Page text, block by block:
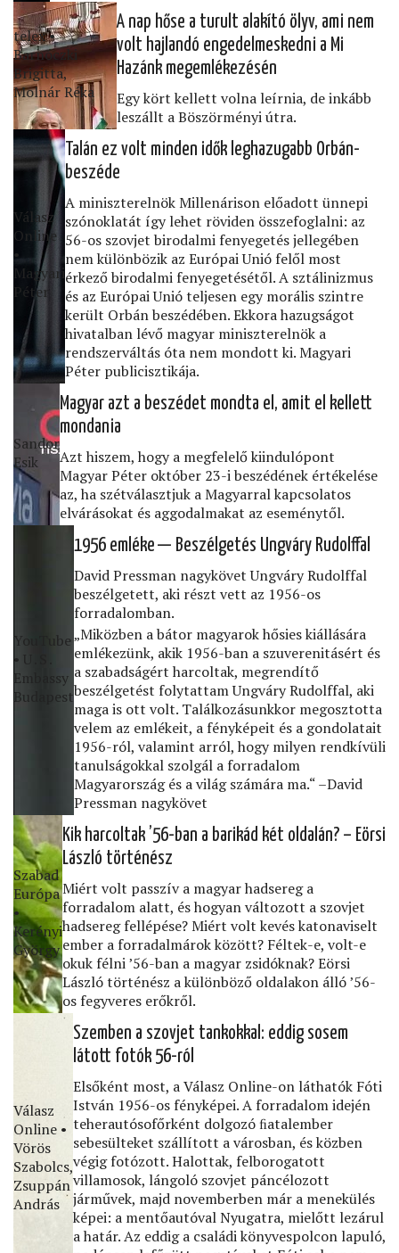
telex •
Barnóczki
Brigitta,
Molnár Réka
A nap hőse a turult alakító ölyv, ami nem
volt hajlandó engedelmeskedni a Mi
Hazánk megemlékezésén
Egy kört kellett volna leírnia, de inkább
leszállt a Böszörményi útra.
Válasz
Online
•
Magyari
Péter
Talán ez volt minden idők leghazugabb Orbán-
beszéde
A miniszterelnök Millenárison előadott ünnepi
szónoklatát így lehet röviden összefoglalni: az
56-os szovjet birodalmi fenyegetés jellegében
nem különbözik az Európai Unió felől most
érkező birodalmi fenyegetésétől. A sztálinizmus
és az Európai Unió teljesen egy morális szintre
került Orbán beszédében. Ekkora hazugságot
hivatalban lévő magyar miniszterelnök a
rendszerváltás óta nem mondott ki. Magyari
Péter publicisztikája.
Sandor
Esik
Magyar azt a beszédet mondta el, amit el kellett
mondania
Azt hiszem, hogy a megfelelő kiindulópont
Magyar Péter október 23-i beszédének értékelése
az, ha szétválasztjuk a Magyarral kapcsolatos
elvárásokat és aggodalmakat az eseménytől.
YouTube
• U․S․
Embassy
Budapest
1956 emléke — Beszélgetés Ungváry Rudolffal
David Pressman nagykövet Ungváry Rudolffal
beszélgetett, aki részt vett az 1956-os
forradalomban.
„Miközben a bátor magyarok hősies kiállására
emlékezünk, akik 1956-ban a szuverenitásért és
a szabadságért harcoltak, megrendítő
beszélgetést folytattam Ungváry Rudolffal, aki
maga is ott volt. Találkozásunkkor megosztotta
velem az emlékeit, a fényképeit és a gondolatait
1956-ról, valamint arról, hogy milyen rendkívüli
tanulságokkal szolgál a forradalom
Magyarország és a világ számára ma.“ –David
Pressman nagykövet
Szabad
Európa
•
Kerényi
György
Kik harcoltak ’56-ban a barikád két oldalán? – Eörsi
László történész
Miért volt passzív a magyar hadsereg a
forradalom alatt, és hogyan változott a szovjet
hadsereg fellépése? Miért volt kevés katonaviselt
ember a forradalmárok között? Féltek-e, volt-e
okuk félni ’56-ban a magyar zsidóknak? Eörsi
László történész a különböző oldalakon álló ’56-
os fegyveres erőkről.
Válasz
Online •
Vörös
Szabolcs,
Zsuppán
András
Szemben a szovjet tankokkal: eddig sosem
látott fotók 56-ról
Elsőként most, a Válasz Online-on láthatók Fóti
István 1956-os fényképei. A forradalom idején
teherautósofőrként dolgozó ﬁatalember
sebesülteket szállított a városban, és közben
végig fotózott. Halottak, felborogatott
villamosok, lángoló szovjet páncélozott
járművek, majd novemberben már a menekülés
képei: a mentőautóval Nyugatra, mielőtt lezárul
a határ. Az eddig a családi könyvespolcon lapuló,